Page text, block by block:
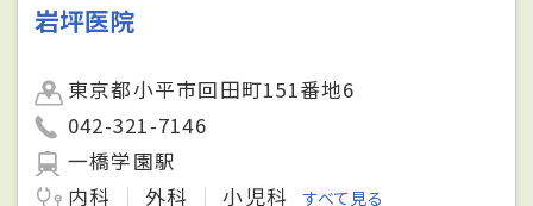
岩坪医院
東京都小平市回田町151番地6
042-321-7146
一橋学園駅
内科
外科 小児科 すべて見る